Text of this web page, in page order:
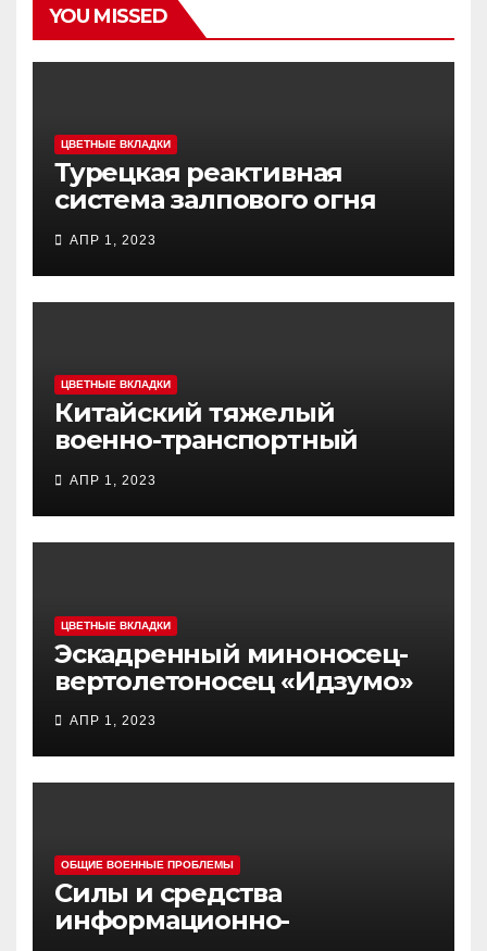
YOU MISSED
ЦВЕТНЫЕ ВКЛАДКИ
Турецкая реактивная
система залпового огня
MCL (Multi-Caliber Launcher)
АПР 1, 2023
ЦВЕТНЫЕ ВКЛАДКИ
Китайский тяжелый
военно-транспортный
самолет (BTC) Y-20
(«ЮНЬ-20») «Куньпин»
АПР 1, 2023
ЦВЕТНЫЕ ВКЛАДКИ
Эскадренный миноносец-
вертолетоносец «Идзумо»
АПР 1, 2023
ОБЩИЕ ВОЕННЫЕ ПРОБЛЕМЫ
Силы и средства
информационно-